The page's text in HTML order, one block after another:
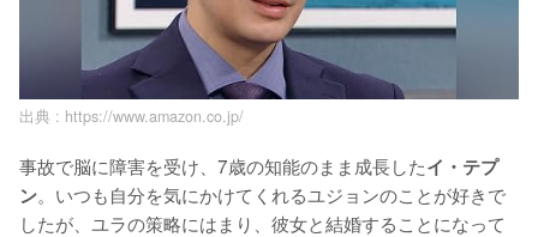
出典 : https://www.amazon.co.jp/
事故で脳に障害を受け、7歳の知能のまま成長したイ・テプ
ン。いつも自分を気にかけてくれるユジョンのことが好きで
したが、ユラの策略にはまり、彼女と結婚することになって